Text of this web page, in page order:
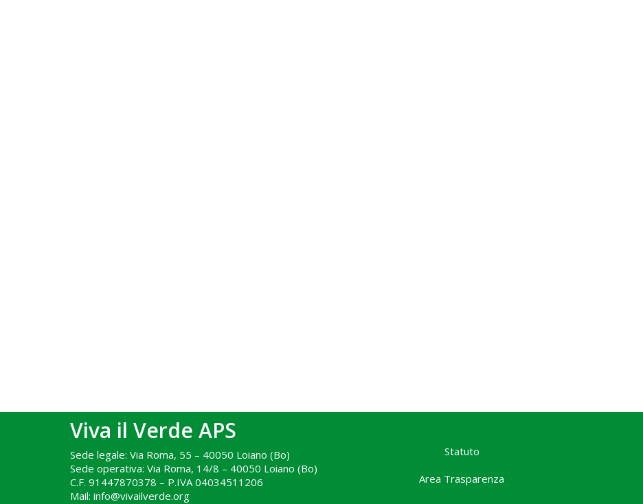
Viva il Verde APS
Sede legale: Via Roma, 55 – 40050 Loiano (Bo)
Sede operativa: Via Roma, 14/8 – 40050 Loiano (Bo)
C.F. 91447870378 – P.IVA 04034511206
Mail: info@vivailverde.org
Statuto
Area Trasparenza